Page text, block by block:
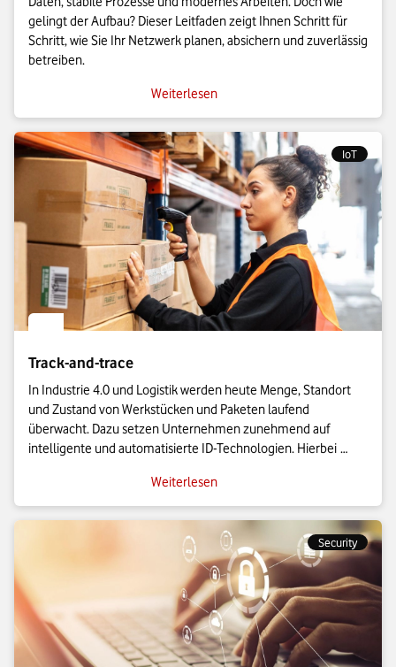
gelingt der Aufbau? Dieser Leitfaden zeigt Ihnen Schritt für
Schritt, wie Sie Ihr Netzwerk planen, absichern und zuverlässig
betreiben.
Weiterlesen
IoT
Track-and-trace
In Industrie 4.0 und Logistik werden heute Menge, Standort
und Zustand von Werkstücken und Paketen laufend
überwacht. Dazu setzen Unternehmen zunehmend auf
intelligente und automatisierte ID-Technologien. Hierbei
Rolle. Erfahren Sie hier, was sich dahinter verbirgt und wie die
Weiterlesen
Security